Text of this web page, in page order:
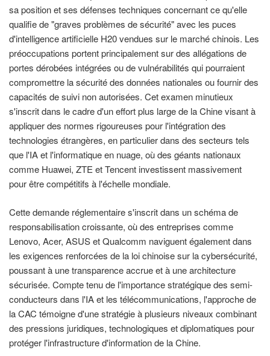
sa position et ses défenses techniques concernant ce qu'elle
qualifie de "graves problèmes de sécurité" avec les puces
d'intelligence artificielle H20 vendues sur le marché chinois. Les
préoccupations portent principalement sur des allégations de
portes dérobées intégrées ou de vulnérabilités qui pourraient
compromettre la sécurité des données nationales ou fournir des
capacités de suivi non autorisées. Cet examen minutieux
s'inscrit dans le cadre d'un effort plus large de la Chine visant à
appliquer des normes rigoureuses pour l'intégration des
technologies étrangères, en particulier dans des secteurs tels
que l'IA et l'informatique en nuage, où des géants nationaux
comme Huawei, ZTE et Tencent investissent massivement
pour être compétitifs à l'échelle mondiale.
Cette demande réglementaire s'inscrit dans un schéma de
responsabilisation croissante, où des entreprises comme
Lenovo, Acer, ASUS et Qualcomm naviguent également dans
les exigences renforcées de la loi chinoise sur la cybersécurité,
poussant à une transparence accrue et à une architecture
sécurisée. Compte tenu de l'importance stratégique des semi-
conducteurs dans l'IA et les télécommunications, l'approche de
la CAC témoigne d'une stratégie à plusieurs niveaux combinant
des pressions juridiques, technologiques et diplomatiques pour
protéger l'infrastructure d'information de la Chine.